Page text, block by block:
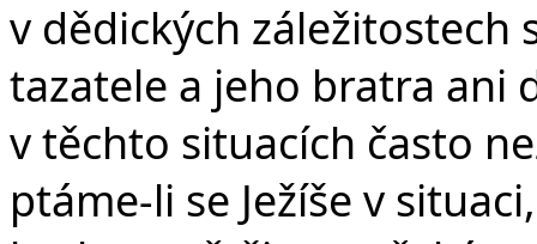
v dědických
tazatele a jeho bratra ani
v těchto situacích často
ptáme-li se Ježíše v